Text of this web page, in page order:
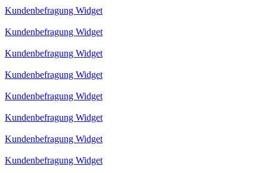
Kundenbefragung Widget
Kundenbefragung Widget
Kundenbefragung Widget
Kundenbefragung Widget
Kundenbefragung Widget
Kundenbefragung Widget
Kundenbefragung Widget
Kundenbefragung Widget